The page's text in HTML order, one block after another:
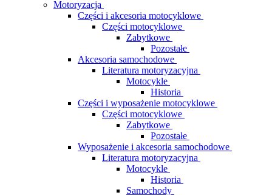
Motoryzacja
Części i akcesoria motocyklowe
Części motocyklowe
Zabytkowe
Pozostałe
Akcesoria samochodowe
Literatura motoryzacyjna
Motocykle
Historia
Części i wyposażenie motocyklowe
Części motocyklowe
Zabytkowe
Pozostałe
Wyposażenie i akcesoria samochodowe
Literatura motoryzacyjna
Motocykle
Historia
Samochody